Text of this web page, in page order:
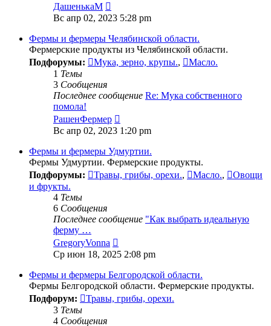
ДашенькаМ
к
последнему
сообщению
Вс апр 02, 2023 5:28 pm
Фермы и фермеры Челябинской области.
Фермерские продукты из Челябинской области.
Подфорумы:
Мука, зерно, крупы.,
Масло.
1 Темы
3 Сообщения
Последнее сообщение Re: Мука собственного
помола!
РашенФермер
к
последнему
сообщению
Вс апр 02, 2023 1:20 pm
Фермы и фермеры Удмуртии.
Фермы Удмуртии. Фермерские продукты.
Подфорумы:
Травы, грибы, орехи., Масло.,
Овощи
и фрукты.
4 Темы
6 Сообщения
Последнее сообщение "Как выбрать идеальную
ферму …
GregoryVonna
к
последнему
сообщению
Ср июн 18, 2025 2:08 pm
Фермы и фермеры Белгородской области.
Фермы Белгородской области. Фермерские продукты.
Подфорум:
Травы, грибы, орехи.
3 Темы
4 Сообщения